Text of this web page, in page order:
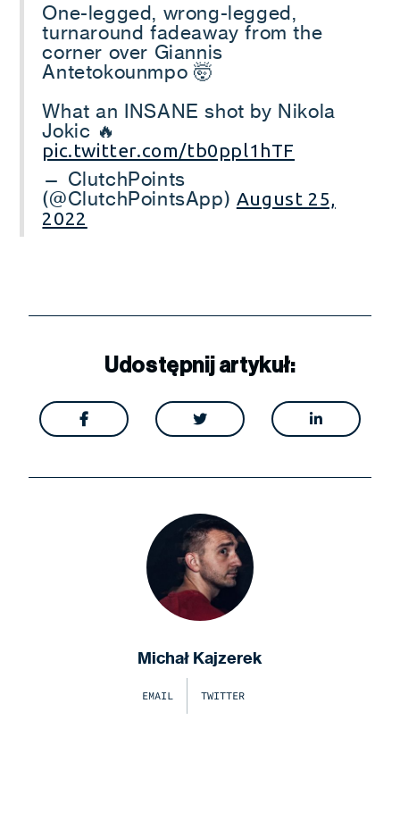
One-legged, wrong-legged,
turnaround fadeaway from the
corner over Giannis
Antetokounmpo 🤯
What an INSANE shot by Nikola
Jokic 🔥
pic.twitter.com/tb0ppl1hTF
— ClutchPoints
(@ClutchPointsApp) August 25,
2022
Udostępnij artykuł:
  
Michał Kajzerek
EMAIL TWITTER